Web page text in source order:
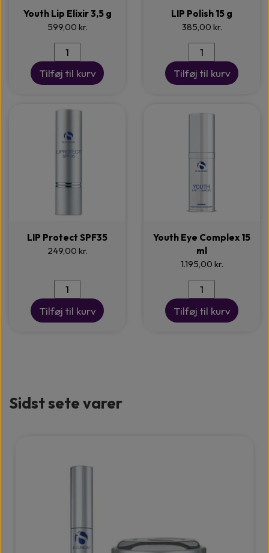
Youth Lip Elixir 3,5 g
599,00 kr.
Tilføj til kurv
LIP Polish 15 g
385,00 kr.
Tilføj til kurv
LIP Protect SPF35
249,00 kr.
Tilføj til kurv
Youth Eye Complex 15
ml
1.195,00 kr.
Tilføj til kurv
Sidst sete varer